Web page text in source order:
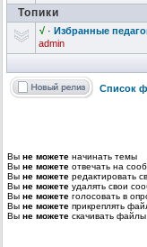
Топики
√ · Избранные
admin
Список
Вы не можете начинать темы
Вы не можете отвечать на
Вы не можете редактировать
Вы не можете удалять свои
Вы не можете голосовать в
Вы не можете прикреплять
Вы не можете скачивать файлы